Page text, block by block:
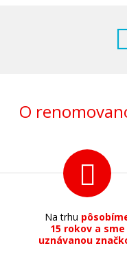
O
Na trhu
15 rokov a sme
uznávanou